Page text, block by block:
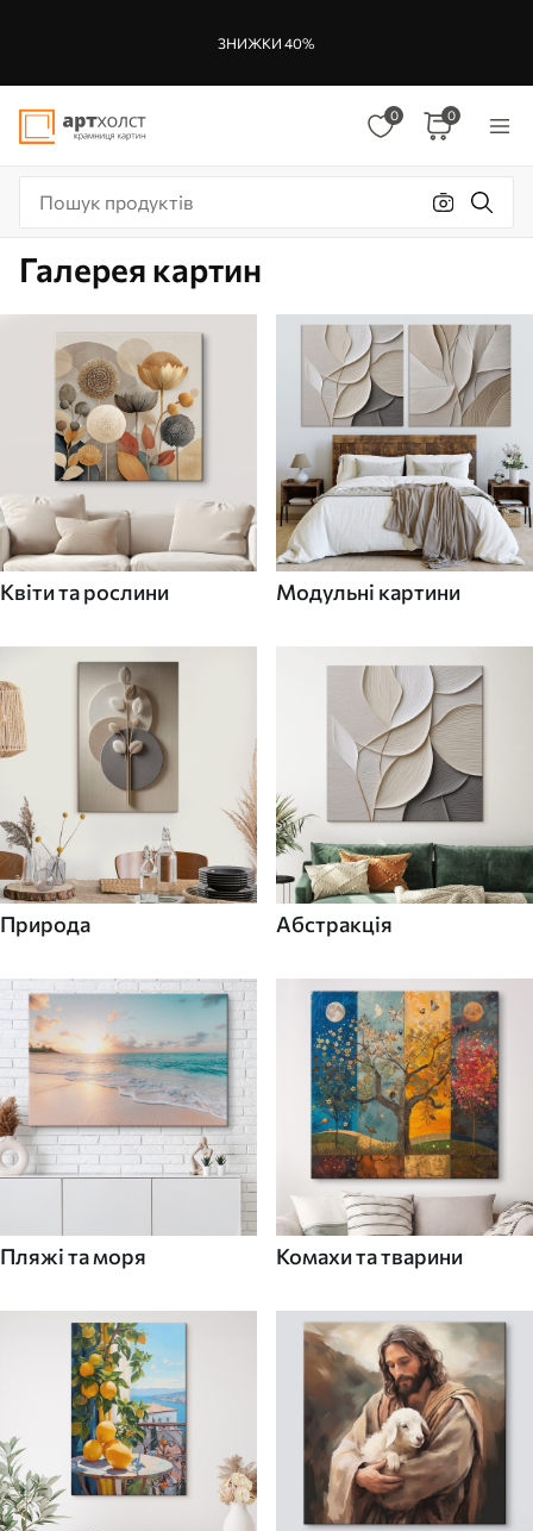
ЗНИЖКИ 40%
0 0
Галерея картин
Квіти та рослини Модульні картини
Природа Абстракція
Пляжі та моря Комахи та тварини